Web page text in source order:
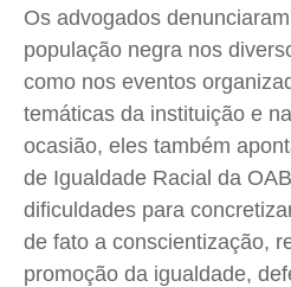
Os advogados
população negra nos
como nos eventos
temáticas da instituição e
ocasião, eles também
de Igualdade Racial da
dificuldades para
de fato a conscientização,
promoção da igualdade,